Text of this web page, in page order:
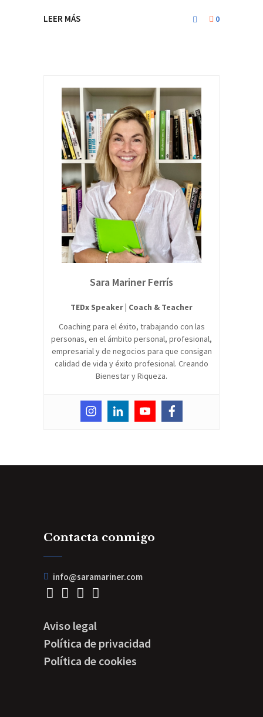
LEER MÁS 0
Sara Mariner Ferrís
TEDx Speaker | Coach & Teacher
Coaching para el éxito, trabajando con las
personas, en el ámbito personal, profesional,
empresarial y de negocios para que consigan
calidad de vida y éxito profesional. Creando
Bienestar y Riqueza.
Contacta conmigo
info@saramariner.com
Aviso legal
Política de privacidad
Política de cookies